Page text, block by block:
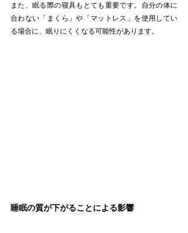
また、眠る際の寝具もとても重要です。自分の体に
合わない「まくら」や「マットレス」を使用してい
る場合に、眠りにくくなる可能性があります。
睡眠の質が下がることによる影響